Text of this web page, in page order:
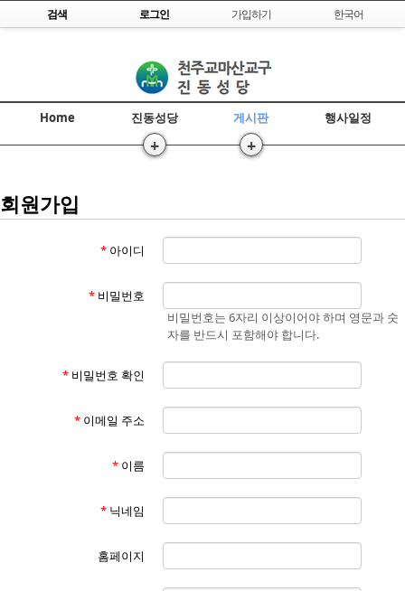
Skip to content
검색 로그인 가입하기 한국어
Home 진동성당
+
게시판
+
행사일정
회원가입
* 아이디
* 비밀번호
비밀번호는 6자리 이상이어야 하며 영문과 숫
자를 반드시 포함해야 합니다.
* 비밀번호 확인
* 이메일 주소
* 이름
* 닉네임
홈페이지